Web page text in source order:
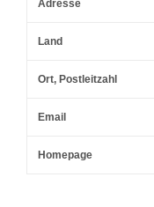
Adresse
Land
Ort, Postleitzahl
Email
Homepage